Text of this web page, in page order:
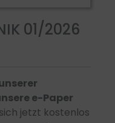
01/2026
e-Paper
jetzt kostenlos